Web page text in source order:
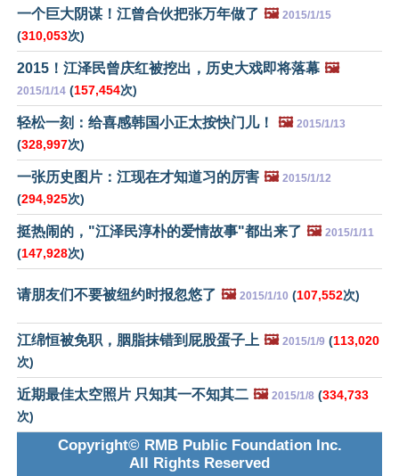
一个巨大阴谋！江曾合伙把张万年做了 🖼️ 2015/1/15
(310,053次)
2015！江泽民曾庆红被挖出，历史大戏即将落幕 🖼️
2015/1/14 (157,454次)
轻松一刻：给喜感韩国小正太按快门儿！ 🖼️ 2015/1/13
(328,997次)
一张历史图片：江现在才知道习的厉害 🖼️ 2015/1/12
(294,925次)
挺热闹的，"江泽民淳朴的爱情故事"都出来了 🖼️ 2015/1/11
(147,928次)
请朋友们不要被纽约时报忽悠了 🖼️ 2015/1/10 (107,552次)
江绵恒被免职，胭脂抹错到屁股蛋子上 🖼️ 2015/1/9 (113,020
次)
近期最佳太空照片 只知其一不知其二 🖼️ 2015/1/8 (334,733
次)
Copyright© RMB Public Foundation Inc.
All Rights Reserved